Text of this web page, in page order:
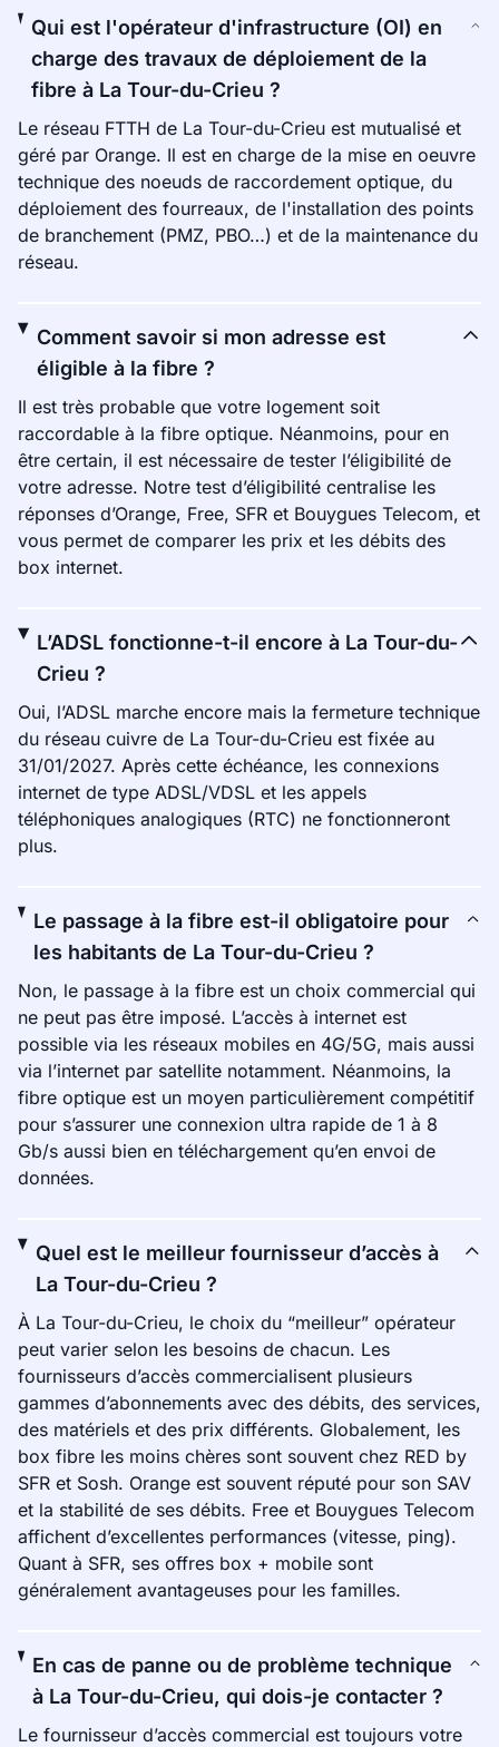
Qui est l'opérateur d'infrastructure (OI) en
charge des travaux de déploiement de la
fibre à La Tour-du-Crieu ?
Le réseau FTTH de La Tour-du-Crieu est mutualisé et
géré par Orange. Il est en charge de la mise en oeuvre
technique des noeuds de raccordement optique, du
déploiement des fourreaux, de l'installation des points
de branchement (PMZ, PBO…) et de la maintenance du
réseau.
Comment savoir si mon adresse est
éligible à la fibre ?
Il est très probable que votre logement soit
raccordable à la fibre optique. Néanmoins, pour en
être certain, il est nécessaire de tester l’éligibilité de
votre adresse. Notre test d’éligibilité centralise les
réponses d’Orange, Free, SFR et Bouygues Telecom, et
vous permet de comparer les prix et les débits des
box internet.
L’ADSL fonctionne-t-il encore à La Tour-du-
Crieu ?
Oui, l’ADSL marche encore mais la fermeture technique
du réseau cuivre de La Tour-du-Crieu est fixée au
31/01/2027. Après cette échéance, les connexions
internet de type ADSL/VDSL et les appels
téléphoniques analogiques (RTC) ne fonctionneront
plus.
Le passage à la fibre est-il obligatoire pour
les habitants de La Tour-du-Crieu ?
Non, le passage à la fibre est un choix commercial qui
ne peut pas être imposé. L’accès à internet est
possible via les réseaux mobiles en 4G/5G, mais aussi
via l’internet par satellite notamment. Néanmoins, la
fibre optique est un moyen particulièrement compétitif
pour s’assurer une connexion ultra rapide de 1 à 8
Gb/s aussi bien en téléchargement qu’en envoi de
données.
Quel est le meilleur fournisseur d’accès à
La Tour-du-Crieu ?
À La Tour-du-Crieu, le choix du “meilleur” opérateur
peut varier selon les besoins de chacun. Les
fournisseurs d’accès commercialisent plusieurs
gammes d’abonnements avec des débits, des services,
des matériels et des prix différents. Globalement, les
box fibre les moins chères sont souvent chez RED by
SFR et Sosh. Orange est souvent réputé pour son SAV
et la stabilité de ses débits. Free et Bouygues Telecom
affichent d’excellentes performances (vitesse, ping).
Quant à SFR, ses offres box + mobile sont
généralement avantageuses pour les familles.
En cas de panne ou de problème technique
à La Tour-du-Crieu, qui dois-je contacter ?
Le fournisseur d’accès commercial est toujours votre